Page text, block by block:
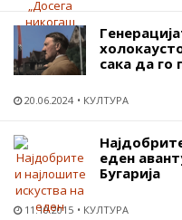
сака да го
20.06.2024 КУЛТУРА
еден
Бугарија
11.10.2015 КУЛТУРА